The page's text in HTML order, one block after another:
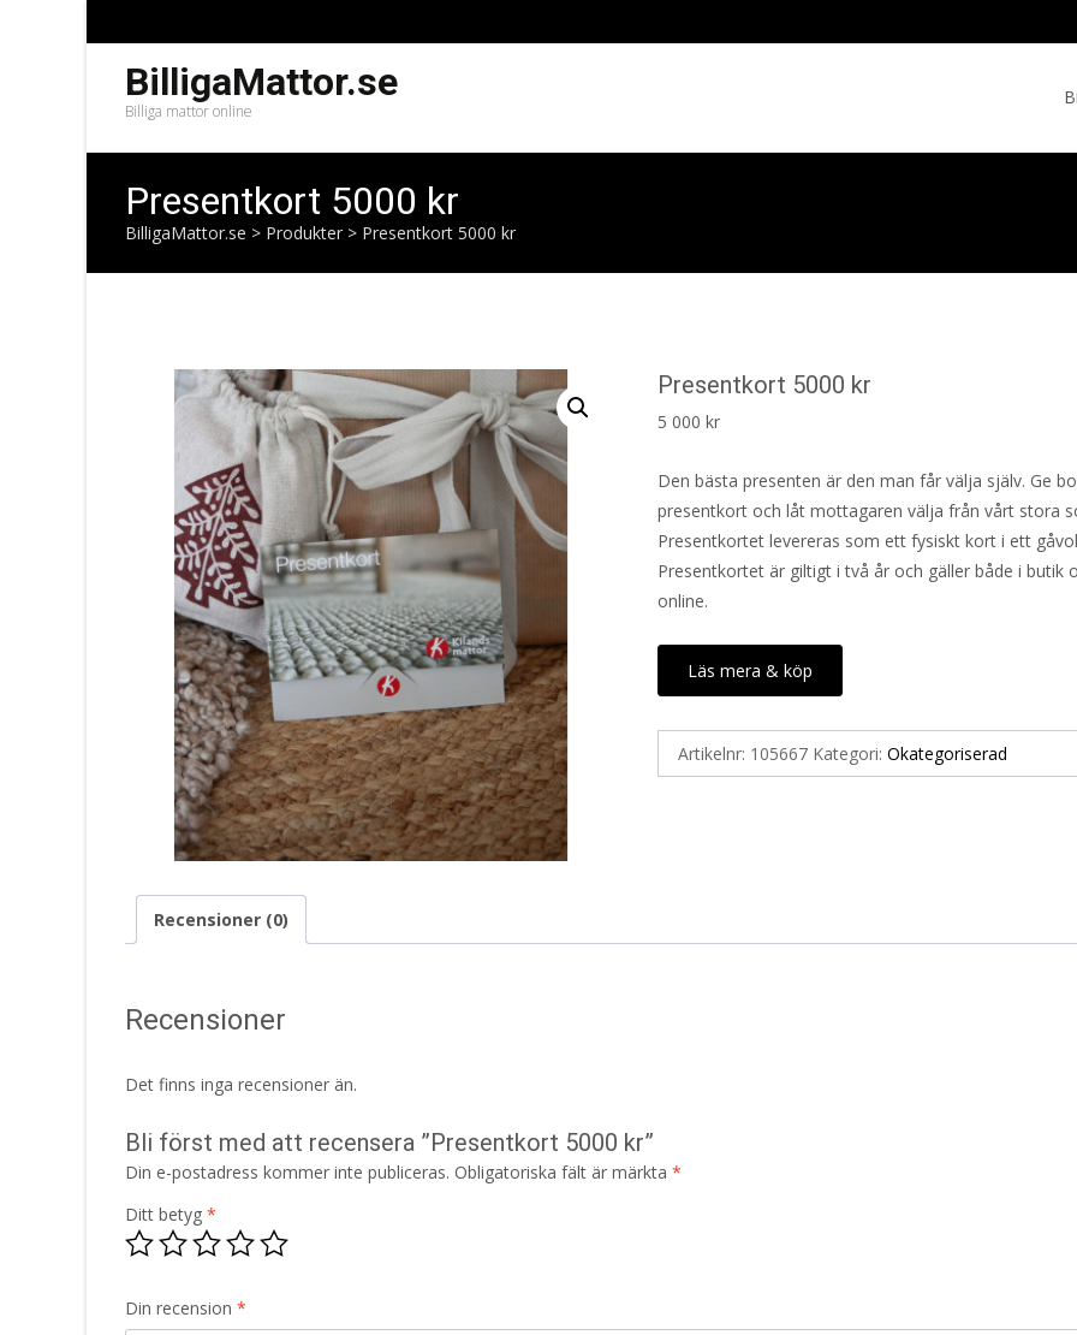
BilligaMattor.se
Billiga mattor online
Presentkort 5000 kr
BilligaMattor.se > Produkter > Presentkort 5000 kr
Presentkort 5000 kr
5 000kr
Den bästa presenten är den man får välja själv. Ge
presentkort och låt mottagaren välja från vårt stora
Presentkortet levereras som ett fysiskt kort i ett
Presentkortet är giltigt i två år och gäller både i butik
online.
Läs mera & köp
Artikelnr: 105667 Kategori:Okategoriserad
Recensioner (0)
Recensioner
Det finns inga recensioner än.
Bli först med att recensera ”Presentkort 5000 kr”
Din e-postadress kommer inte publiceras. Obligatoriska fält är märkta *
Ditt betyg *
Din recension *